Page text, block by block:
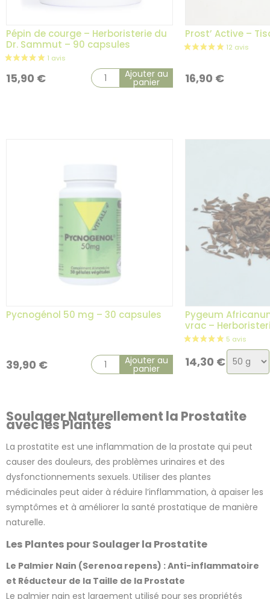
Soulager Naturellement la Prostatite
avec les Plantes
La prostatite est une inflammation de la prostate qui peut
causer des douleurs, des problèmes urinaires et des
dysfonctionnements sexuels. Utiliser des plantes
médicinales peut aider à réduire l’inflammation, à apaiser les
symptômes et à améliorer la santé prostatique de manière
naturelle.
Les Plantes pour Soulager la Prostatite
Le Palmier Nain (Serenoa repens) : Anti-inflammatoire
et Réducteur de la Taille de la Prostate
Le palmier nain est largement utilisé pour ses propriétés
2 avis
Pépin de courge – Herboristerie du
Dr. Sammut – 90 capsules
15,90 € Ajouter au
panier
Prost’ Active –
16,90 €
Pycnogénol 50 mg – 30 capsules
39,90 € Ajouter au
panier
Pygeum
vrac –
14,30 € Choix
de